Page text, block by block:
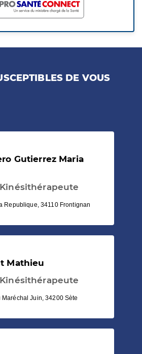
DE VOUS
Gutierrez Maria
Republique, 34110 Frontignan
Mathieu
Maréchal Juin, 34200 Sète